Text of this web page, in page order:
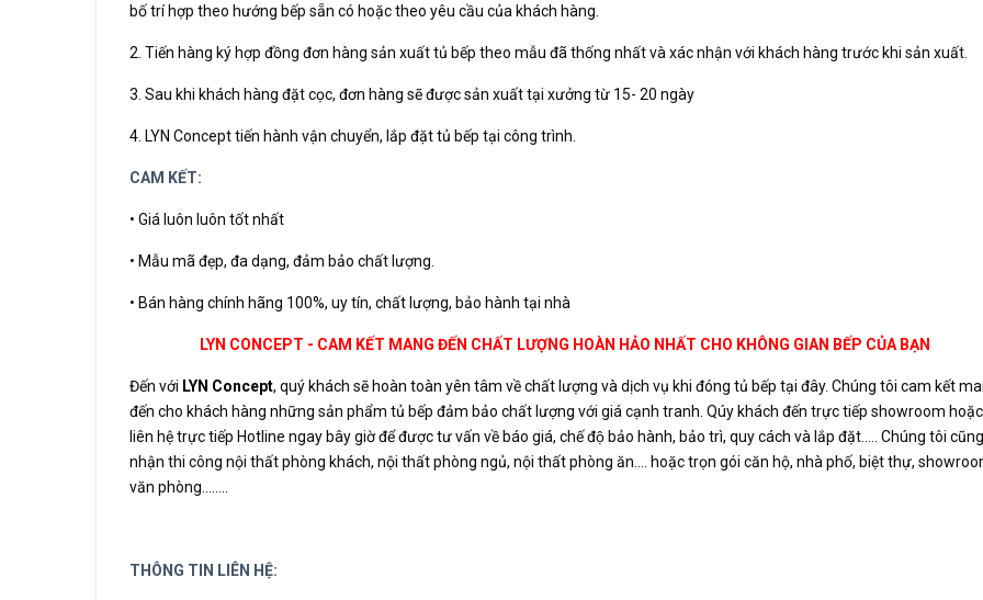
bố trí hợp theo hướng bếp sẵn có hoặc theo yêu cầu của khách hàng.
2. Tiến hàng ký hợp đồng đơn hàng sản xuất tủ bếp theo mẫu đã thống nhất và xác nhận với khách hàng trước khi sản xuất.
3. Sau khi khách hàng đặt cọc, đơn hàng sẽ được sản xuất tại xưởng từ 15- 20 ngày
4. LYN Concept tiến hành vận chuyển, lắp đặt tủ bếp tại công trình.
CAM KẾT:
• Giá luôn luôn tốt nhất
• Mẫu mã đẹp, đa dạng, đảm bảo chất lượng.
• Bán hàng chính hãng 100%, uy tín, chất lượng, bảo hành tại nhà
LYN CONCEPT - CAM KẾT MANG ĐẾN CHẤT LƯỢNG HOÀN HẢO NHẤT CHO KHÔNG GIAN BẾP CỦA BẠN
Đến với LYN Concept, quý khách sẽ hoàn toàn yên tâm về chất lượng và dịch vụ khi đóng tủ bếp tại đây. Chúng tôi cam kết
đến cho khách hàng những sản phẩm tủ bếp đảm bảo chất lượng với giá cạnh tranh. Qúy khách đến trực tiếp showroom hoặc
liên hệ trực tiếp Hotline ngay bây giờ để được tư vấn về báo giá, chế độ bảo hành, bảo trì, quy cách và lắp đặt..... Chúng tôi cũng
nhận thi công nội thất phòng khách, nội thất phòng ngủ, nội thất phòng ăn.... hoặc trọn gói căn hộ, nhà phố, biệt thự,
văn phòng........
THÔNG TIN LIÊN HỆ: